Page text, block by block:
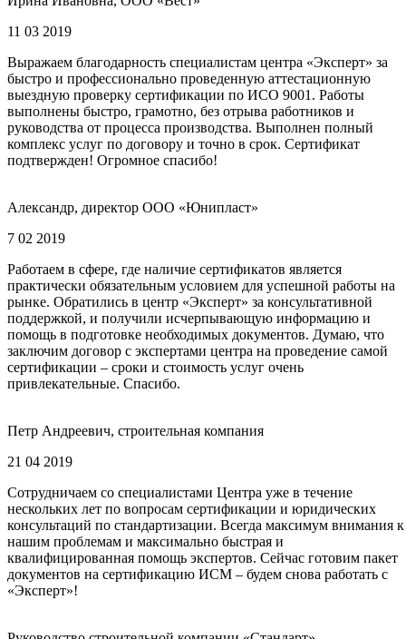
11 03 2019
Выражаем благодарность специалистам центра «Эксперт» за
быстро и профессионально проведенную аттестационную
выездную проверку сертификации по ИСО 9001. Работы
выполнены быстро, грамотно, без отрыва работников и
руководства от процесса производства. Выполнен полный
комплекс услуг по договору и точно в срок. Сертификат
подтвержден! Огромное спасибо!
Александр, директор ООО «Юнипласт»
7 02 2019
Работаем в сфере, где наличие сертификатов является
практически обязательным условием для успешной работы на
рынке. Обратились в центр «Эксперт» за консультативной
поддержкой, и получили исчерпывающую информацию и
помощь в подготовке необходимых документов. Думаю, что
заключим договор с экспертами центра на проведение самой
сертификации – сроки и стоимость услуг очень
привлекательные. Спасибо.
Петр Андреевич, строительная компания
21 04 2019
Сотрудничаем со специалистами Центра уже в течение
нескольких лет по вопросам сертификации и юридических
консультаций по стандартизации. Всегда максимум внимания к
нашим проблемам и максимально быстрая и
квалифицированная помощь экспертов. Сейчас готовим пакет
документов на сертификацию ИСМ – будем снова работать с
«Эксперт»!